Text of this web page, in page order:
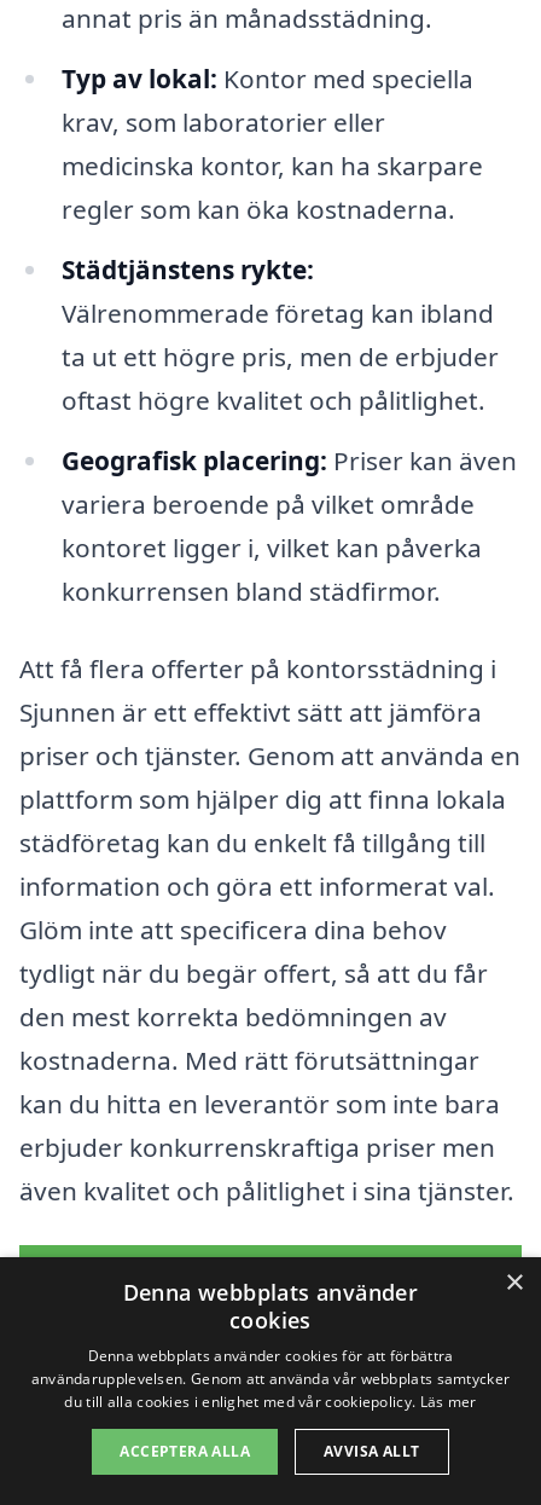
annat pris än månadsstädning.
Typ av lokal: Kontor med speciella
krav, som laboratorier eller
medicinska kontor, kan ha skarpare
regler som kan öka kostnaderna.
Städtjänstens rykte:
Välrenommerade företag kan ibland
ta ut ett högre pris, men de erbjuder
oftast högre kvalitet och pålitlighet.
Geografisk placering: Priser kan även
variera beroende på vilket område
kontoret ligger i, vilket kan påverka
konkurrensen bland städfirmor.
Att få flera offerter på kontorsstädning i
Sjunnen är ett effektivt sätt att jämföra
priser och tjänster. Genom att använda en
plattform som hjälper dig att finna lokala
städföretag kan du enkelt få tillgång till
information och göra ett informerat val.
Glöm inte att specificera dina behov
tydligt när du begär offert, så att du får
den mest korrekta bedömningen av
kostnaderna. Med rätt förutsättningar
kan du hitta en leverantör som inte bara
erbjuder konkurrenskraftiga priser men
även kvalitet och pålitlighet i sina tjänster.
Få 3 erbjudanden, gratis och utan
Sök efter en
×
Denna webbplats använder
cookies
Denna webbplats använder cookies för att förbättra
användarupplevelsen. Genom att använda vår webbplats samtycker
du till alla cookies i enlighet med vår cookiepolicy. Läs mer
ACCEPTERA ALLA AVVISA ALLT